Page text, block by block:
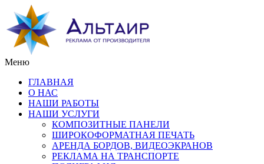
Меню
ГЛАВНАЯ
О НАС
НАШИ РАБОТЫ
НАШИ УСЛУГИ
КОМПОЗИТНЫЕ ПАНЕЛИ
ШИРОКОФОРМАТНАЯ ПЕЧАТЬ
АРЕНДА БОРДОВ, ВИДЕОЭКРАНОВ
РЕКЛАМА НА ТРАНСПОРТЕ